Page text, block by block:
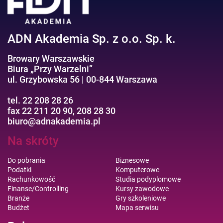
ADN Akademia Sp. z o.o. Sp. k.
Browary Warszawskie
Biura „Przy Warzelni”
ul. Grzybowska 56 | 00-844 Warszawa
tel. 22 208 28 26
fax 22 211 20 90, 208 28 30
biuro@adnakademia.pl
Na skróty
Do pobrania
Podatki
Rachunkowość
Finanse/Controlling
Branże
Budżet
Biznesowe
Komputerowe
Studia podyplomowe
Kursy zawodowe
Gry szkoleniowe
Mapa serwisu